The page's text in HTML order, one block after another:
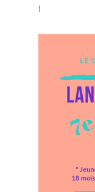
!